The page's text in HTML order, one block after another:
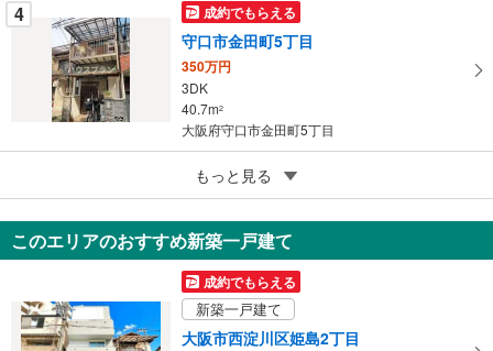
4 成約でもらえる
守口市金田町5丁目
350万円
3DK
40.7m2
大阪府守口市金田町5丁目
河内長野市喜多町
380万円
5DK
81.1m2（登記）
大阪府河内長野市喜多町
もっと見る
このエリアのおすすめ新築一戸建て
成約でもらえる
新築一戸建て
大阪市西淀川区姫島2丁目